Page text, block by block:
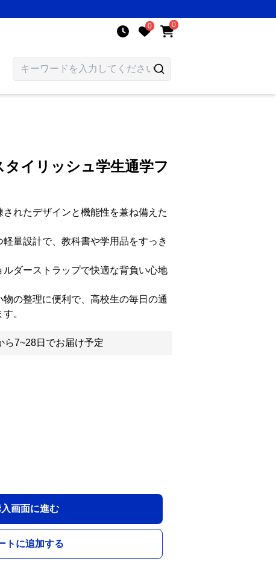
0 0
イリッシュ学生通学フ
れたデザインと機能性を兼ね備えた
量設計で、教科書や学用品をすっき
ダーストラップで快適な背負い心地
の整理に便利で、高校生の毎日の通
。
ら7~28日でお届け予定
入画面に進む
トに追加する